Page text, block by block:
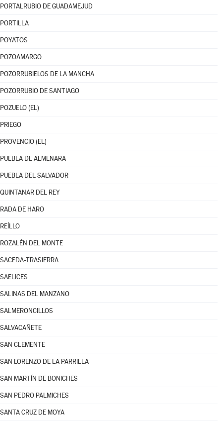
PORTALRUBIO DE GUADAMEJUD
PORTILLA
POYATOS
POZOAMARGO
POZORRUBIELOS DE LA MANCHA
POZORRUBIO DE SANTIAGO
POZUELO (EL)
PRIEGO
PROVENCIO (EL)
PUEBLA DE ALMENARA
PUEBLA DEL SALVADOR
QUINTANAR DEL REY
RADA DE HARO
REÍLLO
ROZALÉN DEL MONTE
SACEDA-TRASIERRA
SAELICES
SALINAS DEL MANZANO
SALMERONCILLOS
SALVACAÑETE
SAN CLEMENTE
SAN LORENZO DE LA PARRILLA
SAN MARTÍN DE BONICHES
SAN PEDRO PALMICHES
SANTA CRUZ DE MOYA